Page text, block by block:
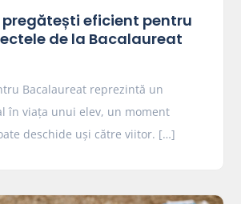
pregătești eficient pentru
de la Bacalaureat
Bacalaureat reprezintă un
în viața unui elev, un moment
deschide uși către viitor. […]